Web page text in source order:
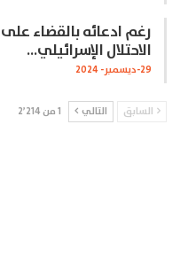
رغم ادعائه بالقضاء
الاحتلال الإسرائيلي…
29-ديسمبر- 2024
السابق التالي 1 من 2٬214